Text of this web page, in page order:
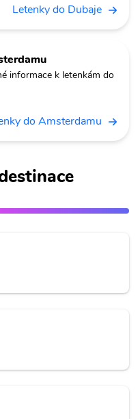
Letenky do Dubaje
informace k letenkám do
do Amsterdamu